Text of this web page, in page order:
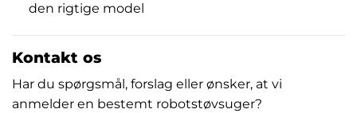
den rigtige model
Kontakt os
Har du spørgsmål, forslag eller ønsker, at vi
anmelder en bestemt robotstøvsuger?